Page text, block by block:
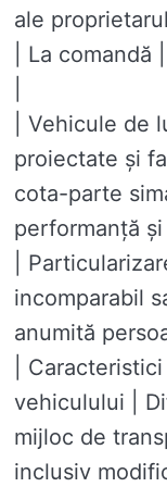
ale
| La
| Vehicule de
proiectate și
cota-parte
performanță și
|
incomparabil
anumită
|
vehiculului |
mijloc de
inclusiv